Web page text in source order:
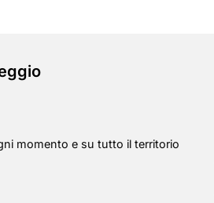
momento e su tutto il territorio